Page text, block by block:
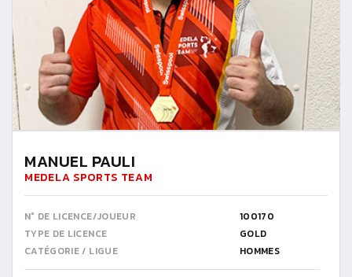
MANUEL PAULI
MEDELA SPORTS TEAM
N° DE LICENCE/JOUEUR
100170
TYPE DE LICENCE
GOLD
CATÉGORIE / LIGUE
HOMMES